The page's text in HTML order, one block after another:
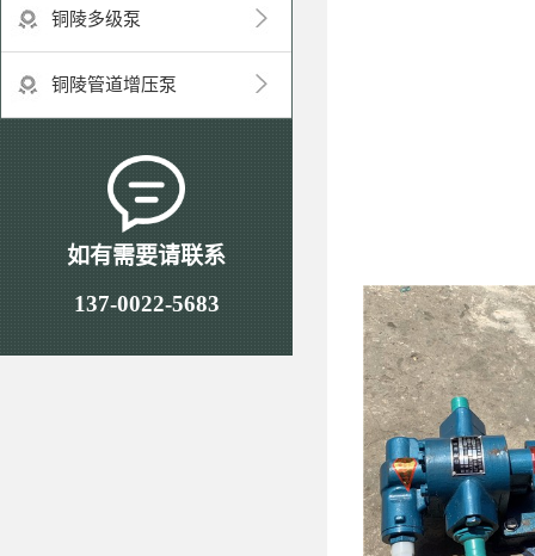
铜陵多级泵
铜陵管道增压泵
如有需要请联系
137-0022-5683